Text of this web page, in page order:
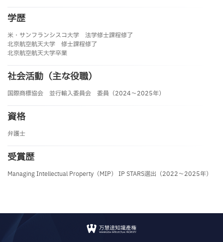
学歴
米・サンフランシスコ大学 法学修士課程修了
北京航空航天大学 修士課程修了
北京航空航天大学卒業
社会活動（主な役職）
国際商標協会 並行輸入委員会 委員（2024～2025年）
資格
弁護士
受賞歴
Managing Intellectual Property（MIP） IP STARS選出（2022～2025年）